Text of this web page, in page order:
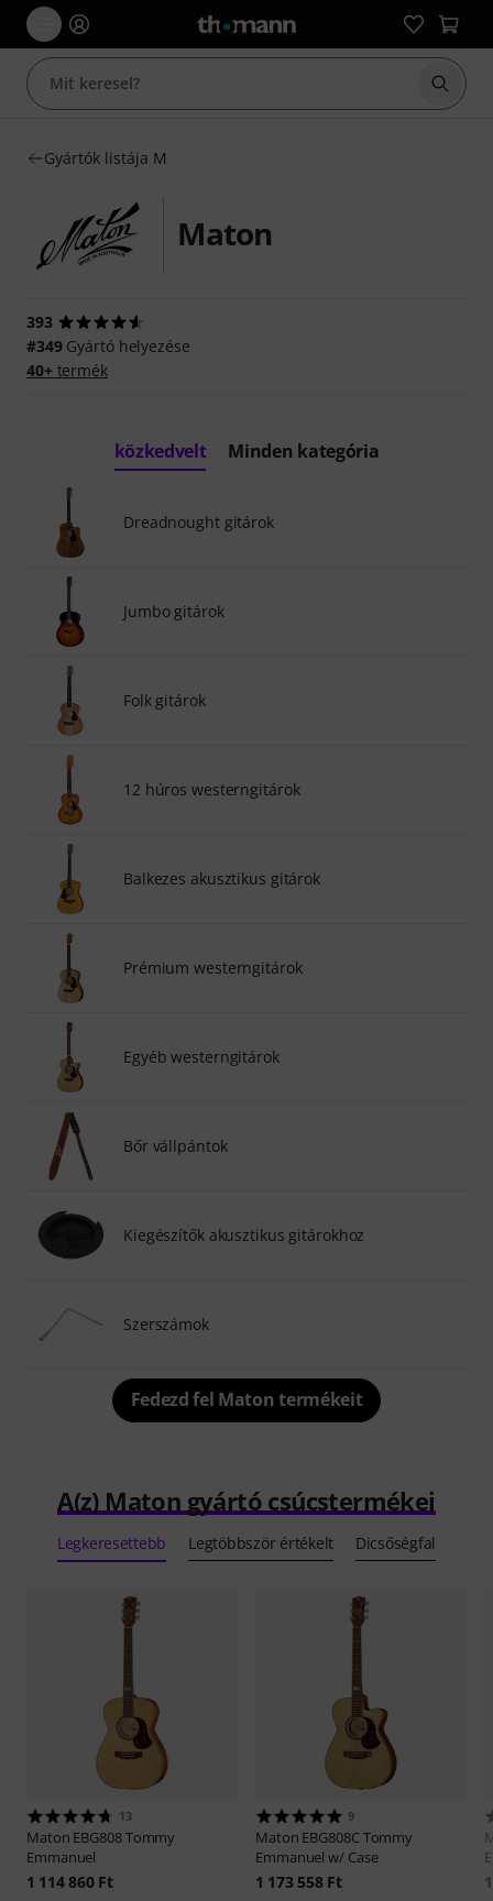
Gyártók listája M
Maton
393
#349Gyártó helyezése
40+termék
közkedvelt Minden kategória
Dreadnought gitárok
Jumbo gitárok
Folk gitárok
12 húros westerngitárok
Balkezes akusztikus gitárok
Prémium westerngitárok
Egyéb westerngitárok
Bőr vállpántok
Kiegészítők akusztikus gitárokhoz
Szerszámok
Fedezd fel Maton termékeit
A(z) Maton gyártó csúcstermékei
Legkeresettebb Legtöbbször értékelt Dicsőségfal
13
Maton EBG808 Tommy
Emmanuel
1 114 860 Ft
9
Maton EBG808C Tommy
Emmanuel w/ Case
1 173 558 Ft